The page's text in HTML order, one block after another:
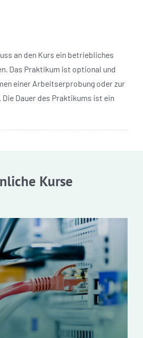
an den Kurs ein betriebliches
Das Praktikum ist optional und
einer Arbeitserprobung oder zur
Dauer des Praktikums ist ein
Kurse